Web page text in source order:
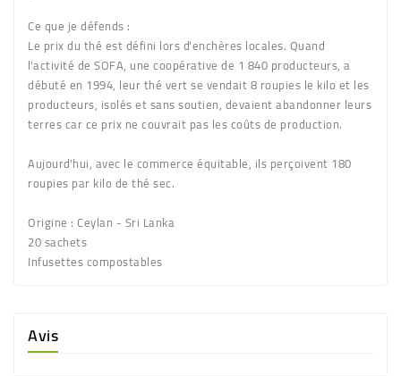
Ce que je défends :
Le prix du thé est défini lors d'enchères locales. Quand
l'activité de SOFA, une coopérative de 1 840 producteurs, a
débuté en 1994, leur thé vert se vendait 8 roupies le kilo et les
producteurs, isolés et sans soutien, devaient abandonner leurs
terres car ce prix ne couvrait pas les coûts de production.
Aujourd'hui, avec le commerce équitable, ils perçoivent 180
roupies par kilo de thé sec.
Origine : Ceylan - Sri Lanka
20 sachets
Infusettes compostables
Avis